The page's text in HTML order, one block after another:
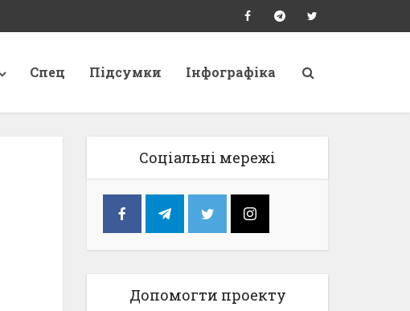
Спец Підсумки Інфографіка
Соціальні мережі
Допомогти проекту